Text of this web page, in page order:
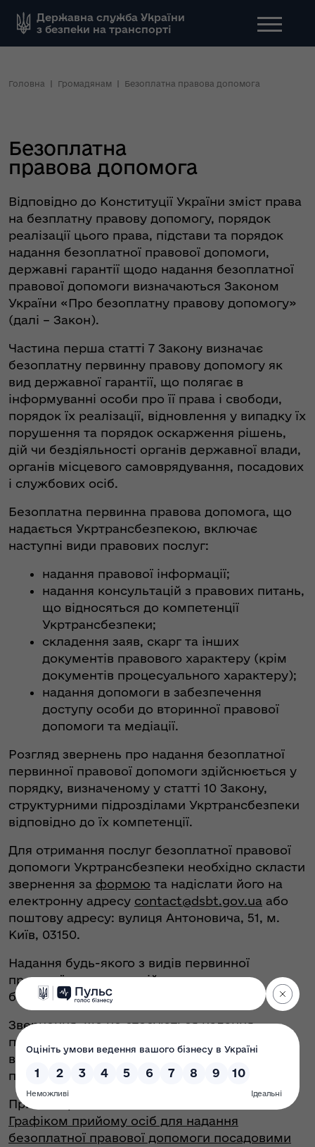
Державна служба України
з безпеки на транспорті
Головна Громадянам Безоплатна правова допомога
Безоплатна
правова допомога
Відповідно до Конституції України зміст права
на безплатну правову допомогу, порядок
реалізації цього права, підстави та порядок
надання безоплатної правової допомоги,
державні гарантії щодо надання безоплатної
правової допомоги визначаються Законом
України «Про безоплатну правову допомогу»
(далі – Закон).
Частина перша статті 7 Закону визначає
безоплатну первинну правову допомогу як
вид державної гарантії, що полягає в
інформуванні особи про її права і свободи,
порядок їх реалізації, відновлення у випадку їх
порушення та порядок оскарження рішень,
дій чи бездіяльності органів державної влади,
органів місцевого самоврядування, посадових
і службових осіб.
Безоплатна первинна правова допомога, що
надається Укртрансбезпекою, включає
наступні види правових послуг:
надання правової інформації;
надання консультацій з правових питань,
що відносяться до компетенції
Укртрансбезпеки;
складення заяв, скарг та інших
документів правового характеру (крім
документів процесуального характеру);
надання допомоги в забезпечення
доступу особи до вторинної правової
допомоги та медіації.
Розгляд звернень про надання безоплатної
первинної правової допомоги здійснюється у
порядку, визначеному у статті 10 Закону,
структурними підрозділами Укртрансбезпеки
відповідно до їх компетенції.
Для отримання послуг безоплатної правової
допомоги Укртрансбезпеки необхідно скласти
звернення за формою та надіслати його на
електронну адресу contact@dsbt.gov.ua або
поштову адресу: вулиця Антоновича, 51, м.
Київ, 03150.
Надання будь-якого з видів первинної
правової допомоги здійснюється на
безоплатній основі.
Звернення, що не стосуються надання
первинної правової допомоги, розглядаються
в порядку, встановленому законодавством
про звернення громадян.
Прийом громадян здійснюється згідно з
Графіком прийому осіб для надання
безоплатної правової допомоги посадовими